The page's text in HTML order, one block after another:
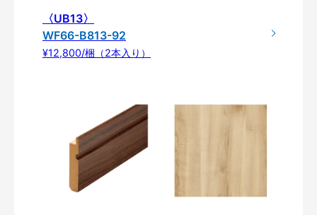
〈UB13〉
WF66-B813-92
¥12,800/梱（2本入り）